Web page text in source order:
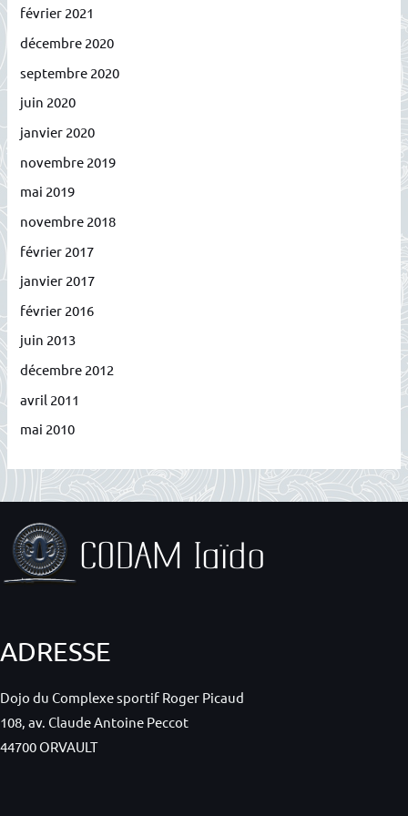
février 2021
décembre 2020
septembre 2020
juin 2020
janvier 2020
novembre 2019
mai 2019
novembre 2018
février 2017
janvier 2017
février 2016
juin 2013
décembre 2012
avril 2011
mai 2010
ADRESSE
Dojo du Complexe sportif Roger Picaud
108, av. Claude Antoine Peccot
44700 ORVAULT